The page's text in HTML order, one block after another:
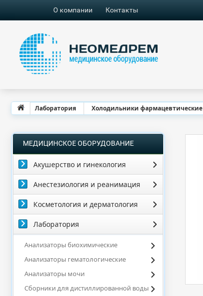
О компании Контакты
Лаборатория Холодильники фармацевтические
МЕДИЦИНСКОЕ ОБОРУДОВАНИЕ
Акушерство и гинекология
Анестезиология и реанимация
Косметология и дерматология
Лаборатория
Анализаторы биохимические
Анализаторы гематологические
Анализаторы мочи
Сборники для дистиллированной воды